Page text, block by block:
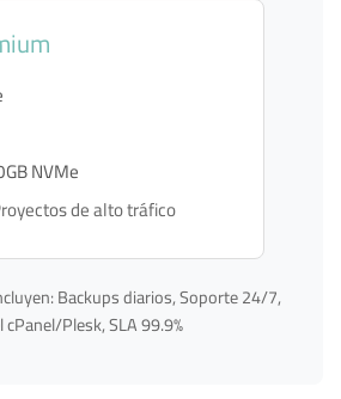
NVMe
de alto tráfico
Backups diarios, Soporte 24/7,
cPanel/Plesk, SLA 99.9%